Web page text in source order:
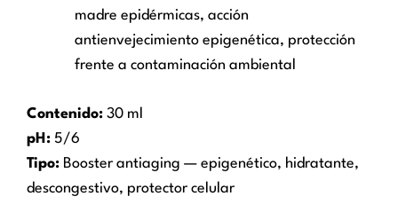
madre epidérmicas, acción
antienvejecimiento epigenética, protección
frente a contaminación ambiental
Contenido: 30 ml
pH: 5/6
Tipo: Booster antiaging — epigenético, hidratante,
descongestivo, protector celular